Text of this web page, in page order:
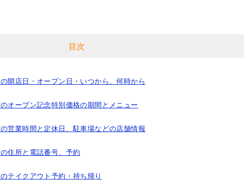
目次
開店日・オープン日・いつから、何時から
オープン記念特別価格の期間とメニュー
営業時間と定休日、駐車場などの店舗情報
住所と電話番号、予約
テイクアウト予約・持ち帰り